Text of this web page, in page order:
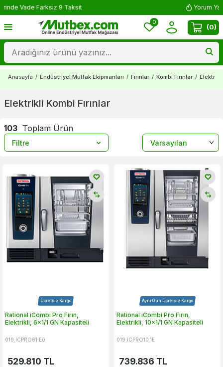
Yorum Yap 500 TL Kazan!
0
(0)
Anasayfa / Endüstriyel Mutfak Ekipmanları / Fırınlar / Kombi Fırınlar / Elektrikli
Elektrikli Kombi Fırınlar
103 Toplam Ürün
Filtre
Ücretsiz Kargo
Rational iCombi Pro Fırın,
Elektrikli, 6x1/1 GN Kapasiteli
019.ICPRO61.E0
529.810 TL
Aynı Gün Ücretsiz Kargo
Rational iCombi Pro Fırın,
Elektrikli, 10x1/1 GN Kapasiteli
019.ICPRO10.1E
739.836 TL